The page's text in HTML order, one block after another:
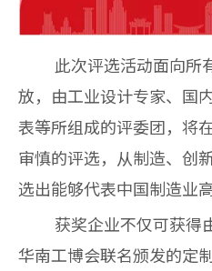
此次评选活动面向所
放，由工业设计专家、国
表等所组成的评委团，将
审慎的评选，从制造、创
选出能够代表中国制造业
获奖企业不仅可获得
华南工博会联名颁发的定